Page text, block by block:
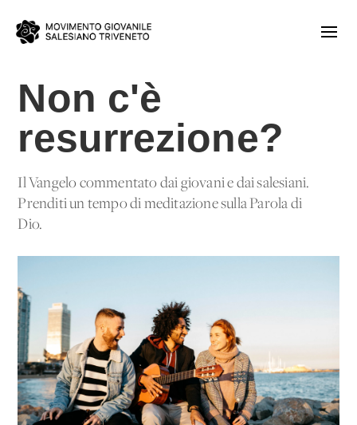
Non c'è
resurrezione?
Il Vangelo commentato dai giovani e dai salesiani.
Prenditi un tempo di meditazione sulla Parola di
Dio.